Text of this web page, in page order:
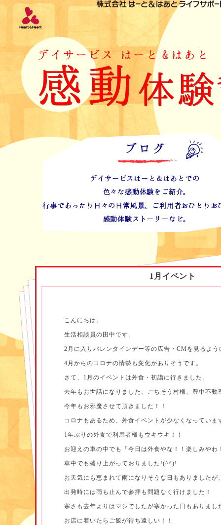
1月イベント
こんにちは。
生活相談員の田中です。
2月に入りバレンタインデー等の広告・CMを見るよ
4月からのコロナの情勢も変化がありそうです。
さて、1月のイベントは外食・初詣に行きました。
去年もお世話になりました、ごちそう村様、豊中不動
今年もお邪魔させて頂きました！！
コロナもあるため、外食イベントが少なくなっていま
1年ぶりの外食で利用者様もウキウキ！！
お迎えの車の中でも「今日は外食やな！！楽しみやわ
車中でも盛り上がっておりました!(^^)!
お天気にも恵まれて雨になりそうな日もありましたが
出発時には雨も止んで参拝も問題なく行けました！
寒さも去年よりはマシでしたが寒かった日もありまし
お店に着いたらご飯が待ち遠しい！！